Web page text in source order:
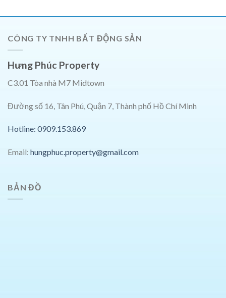
xem nhà 0828447766
CÔNG TY TNHH BẤT ĐỘNG SẢN
Hưng Phúc Property
C3.01 Tòa nhà M7 Midtown
Đường số 16, Tân Phú, Quận 7, Thành phố Hồ Chí Minh
Hotline: 0909.153.869
Email: hungphuc.property@gmail.com
BẢN ĐỒ